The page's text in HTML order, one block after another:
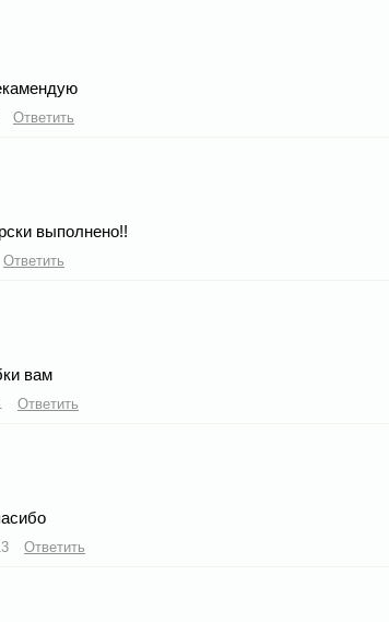
Ответить
выполнено!!
Ответить
вам
Ответить
Ответить